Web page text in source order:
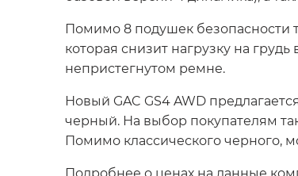
Помимо 8 подушек безопасности
которая снизит нагрузку на
непристегнутом ремне.
Новый GAC GS4 AWD
черный. На выбор покупателям
Помимо классического черного,
Подробнее о ценах на данные